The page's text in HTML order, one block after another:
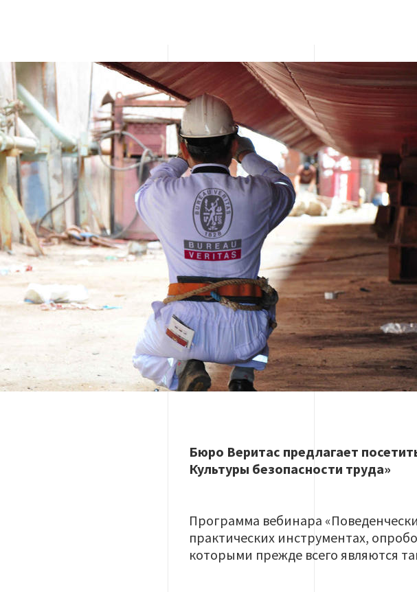
Повед аудит
Бюро Веритас предлагает
Культуры безопасности труда»
Программа вебинара
практических инструментах,
которыми прежде всего являются